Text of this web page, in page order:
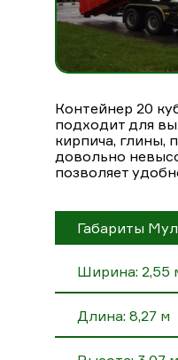
Контейнер 20
подходит для
кирпича, глины,
довольно
позволяет
Габариты
Ширина: 2,55
Длина: 8,27 м